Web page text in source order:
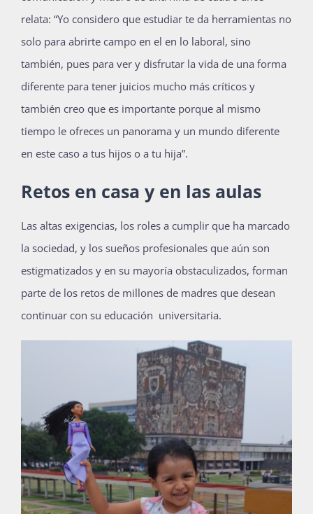
relata: “Yo considero que estudiar te da herramientas no
solo para abrirte campo en el en lo laboral, sino
también, pues para ver y disfrutar la vida de una forma
diferente para tener juicios mucho más críticos y
también creo que es importante porque al mismo
tiempo le ofreces un panorama y un mundo diferente
en este caso a tus hijos o a tu hija”.
Retos en casa y en las aulas
Las altas exigencias, los roles a cumplir que ha marcado
la sociedad, y los sueños profesionales que aún son
estigmatizados y en su mayoría obstaculizados, forman
parte de los retos de millones de madres que desean
continuar con su educación universitaria.